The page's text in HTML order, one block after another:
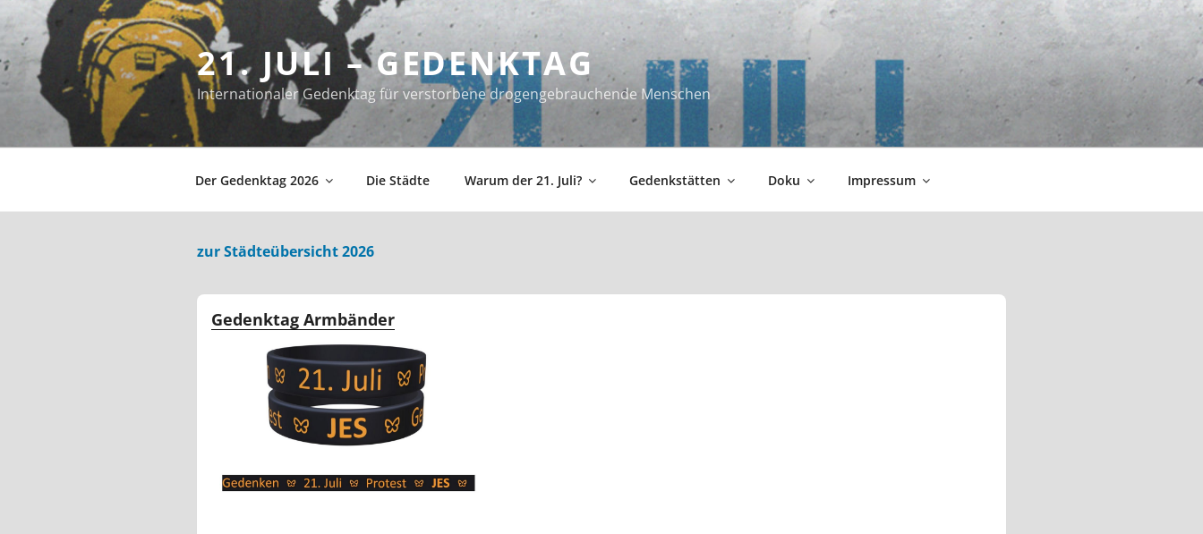
Inhalt
springen
21. JULI – GEDENKTAG
Internationaler Gedenktag für verstorbene drogengebrauchende Menschen
Der Gedenktag 2026 Die Städte Warum der 21. Juli? Gedenkstätten Doku Impressum
zur Städteübersicht 2026
Gedenktag Armbänder